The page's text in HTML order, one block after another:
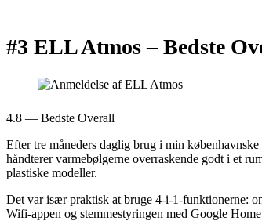
#3 ELL Atmos –Bedste
4.8 — Bedste Overall
Efter tre måneders daglig brug i min
håndterer varmebølgerne overraskende godt i et
plastiske modeller.
Det var især praktisk at bruge 4-i-1-funktionerne:
Wifi-appen og stemmestyringen med Google